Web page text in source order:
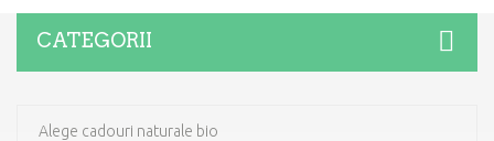
CATEGORII
Alege cadouri naturale bio